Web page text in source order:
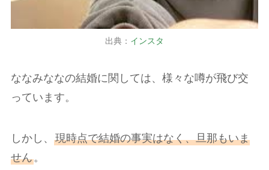
出典： インスタ
ななみななの結婚に関しては、様々な噂が飛び交
っています。
しかし、 現時点で結婚の事実はなく、旦那もいま
せん。